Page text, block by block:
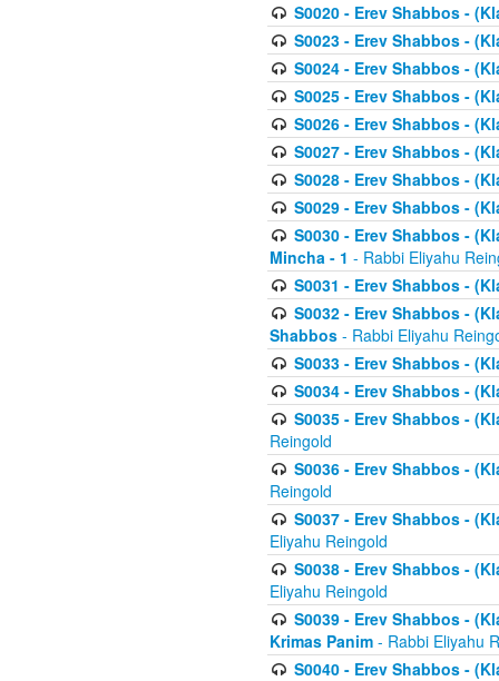
S0020 - Erev Shabbos -
S0023 - Erev Shabbos -
S0024 - Erev Shabbos -
S0025 - Erev Shabbos -
S0026 - Erev Shabbos -
S0027 - Erev Shabbos -
S0028 - Erev Shabbos -
S0029 - Erev Shabbos -
S0030 - Erev Shabbos -
Mincha - 1 - Rabbi Eliyahu
S0031 - Erev Shabbos -
S0032 - Erev Shabbos -
Shabbos - Rabbi Eliyahu
S0033 - Erev Shabbos -
S0034 - Erev Shabbos -
S0035 - Erev Shabbos -
Reingold
S0036 - Erev Shabbos -
Reingold
S0037 - Erev Shabbos -
Eliyahu Reingold
S0038 - Erev Shabbos -
Eliyahu Reingold
S0039 - Erev Shabbos -
Krimas Panim - Rabbi Eliyahu
S0040 - Erev Shabbos -